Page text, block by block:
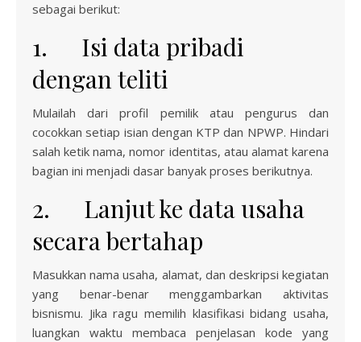
sebagai berikut:
1. Isi data pribadi
dengan teliti
Mulailah dari profil pemilik atau pengurus dan
cocokkan setiap isian dengan KTP dan NPWP. Hindari
salah ketik nama, nomor identitas, atau alamat karena
bagian ini menjadi dasar banyak proses berikutnya.
2. Lanjut ke data usaha
secara bertahap
Masukkan nama usaha, alamat, dan deskripsi kegiatan
yang benar-benar menggambarkan aktivitas
bisnismu. Jika ragu memilih klasifikasi bidang usaha,
luangkan waktu membaca penjelasan kode yang